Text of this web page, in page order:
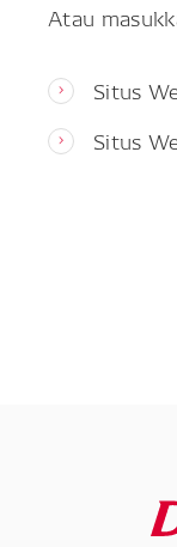
Atau
Situs
Situs